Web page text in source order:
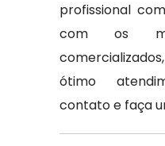
profissional
com os
ótimo
contato e faça